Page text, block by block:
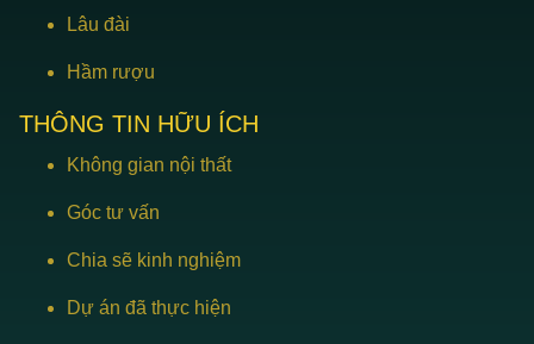
Lâu đài
Hầm rượu
THÔNG TIN HỮU ÍCH
Không gian nội thất
Góc tư vấn
Chia sẽ kinh nghiệm
Dự án đã thực hiện